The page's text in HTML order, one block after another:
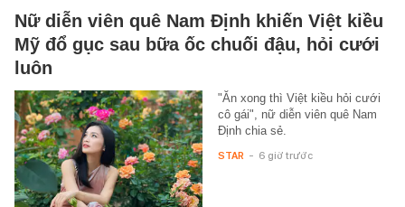
Nữ diễn viên quê Nam Định khiến Việt kiều
Mỹ đổ gục sau bữa ốc chuối đậu, hỏi cưới
luôn
"Ăn xong thì Việt kiều hỏi cưới
cô gái", nữ diễn viên quê Nam
Định chia sẻ.
STAR - 6 giờ trước